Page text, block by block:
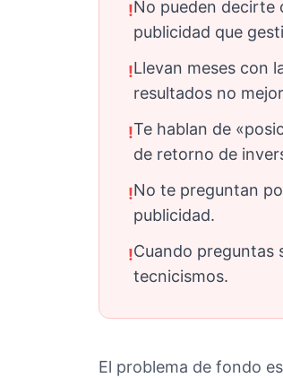
!No pueden decirte
publicidad que
!Llevan meses con
resultados no
!Te hablan de
de retorno de
!No te preguntan
publicidad.
!Cuando preguntas
tecnicismos.
El problema de fondo